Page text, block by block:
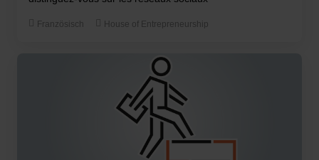
Französisch House of Entrepreneurship